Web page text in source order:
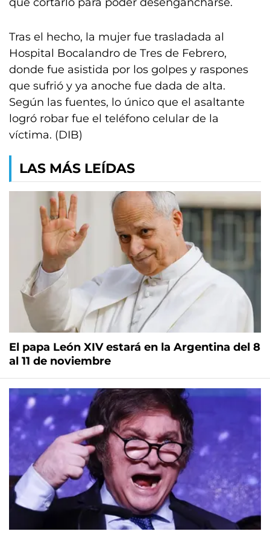
Tras el hecho, la mujer fue trasladada al
Hospital Bocalandro de Tres de Febrero,
donde fue asistida por los golpes y raspones
que sufrió y ya anoche fue dada de alta.
Según las fuentes, lo único que el asaltante
logró robar fue el teléfono celular de la
víctima. (DIB)
LAS MÁS LEÍDAS
El papa León XIV estará en la Argentina del 8
al 11 de noviembre